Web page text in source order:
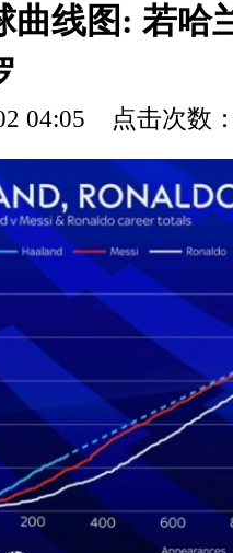
曲线图: 若哈
04:05 点击次数